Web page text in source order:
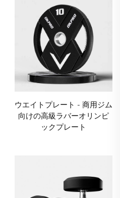
ウエイトプレート - 商用ジム
向けの高級ラバーオリンピ
ックプレート